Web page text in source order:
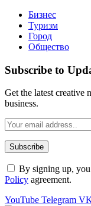
Бизнес
Туризм
Город
Общество
Subscribe to
Get the latest creative
business.
By signing up,
Policy agreement.
YouTube Telegram